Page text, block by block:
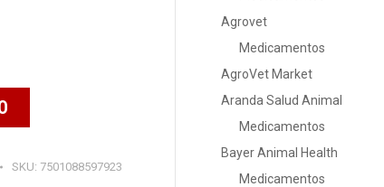
SKU: 7501088597923
Agrovet
Medicamentos
AgroVet Market
Aranda Salud Animal
Medicamentos
Bayer Animal Health
Medicamentos